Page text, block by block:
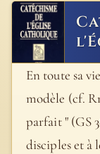
En toute sa
modèle (cf.
parfait " (GS
disciples et à